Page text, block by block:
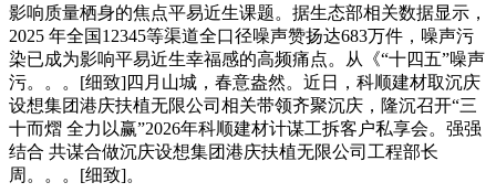
影响质量栖身的焦点平易近生课题。据生态部相关数据显示，
2025 年全国12345等渠道全口径噪声赞扬达683万件，噪声污
染已成为影响平易近生幸福感的高频痛点。从《“十四五”噪声
污。。。[细致]四月山城，春意盎然。近日，科顺建材取沉庆
设想集团港庆扶植无限公司相关带领齐聚沉庆，隆沉召开“三
十而熠 全力以赢”2026年科顺建材计谋工拆客户私享会。强强
结合 共谋合做沉庆设想集团港庆扶植无限公司工程部长
周。。。[细致]。